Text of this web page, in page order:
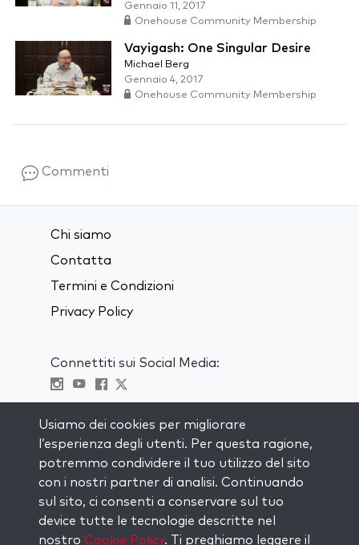
Gennaio 11, 2017
Onehouse Community Membership
Vayigash: One Singular Desire
Michael Berg
Gennaio 4, 2017
Onehouse Community Membership
Commenti
Chi siamo
Contatta
Termini e Condizioni
Privacy Policy
Connettiti sui Social Media:
RIMANI AGGIORNATO
Iscriviti alla nostra mailing list e ricevi
ispirazione ogni settimana nella tua
casella di posta.
Usiamo dei cookies per migliorare
l’esperienza degli utenti. Per questa ragione,
potremmo condividere il tuo utilizzo del sito
con i nostri partner di analisi. Continuando
sul sito, ci consenti a conservare sul tuo
device tutte le tecnologie descritte nel
nostro Cookie Policy. Ti preghiamo leggere il